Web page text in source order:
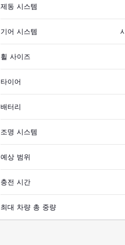
제동 시스템
기어 시스템
휠 사이즈
타이어
배터리
조명 시스템
예상 범위
충전 시간
최대 차량 총 중량